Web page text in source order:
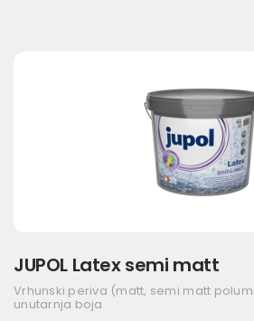
JUPOL Latex semi matt
Vrhunski periva (matt, semi matt
unutarnja boja